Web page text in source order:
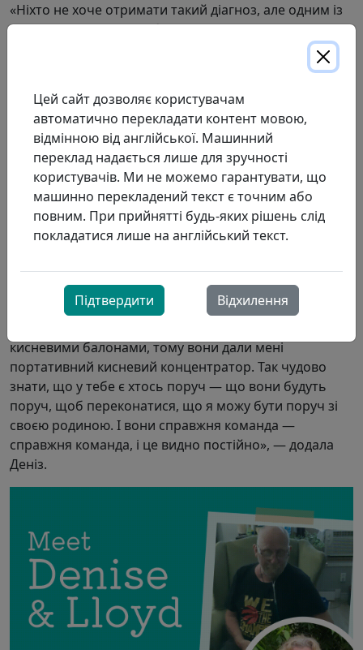
«Ніхто не хоче отримати такий діагноз, але одним із
позитивних моментів було повернення ProResp у
моє життя», – згадує Деніз. «Вони досі пам’ятали
мене, бо водій Шон досі там, а Манджот, який був
мене. Коли вона підійшла до дверей, було так, ніби
ми щойно вчора зупинилися».
Деніз регулярно їздить туди-сюди між своїм
будинком у Кітченері та будинком своєї доньки в
Кітченері, де вона допомагає 3-4 дні на тиждень. Її
онука — спортсменка-гімнастка, тому Деніз часто
їздить на змагання по всій провінції.
«ProResp завжди переконується, що в мене є все
необхідне для подорожі. Якщо мені потрібно буде в
дорозі, вони подбають про те, щоб у мене було все
кисневими балонами, тому вони дали мені
портативний кисневий концентратор. Так чудово
знати, що у тебе є хтось поруч — що вони будуть
поруч, щоб переконатися, що я можу бути поруч зі
своєю родиною. І вони справжня команда —
справжня команда, і це видно постійно», — додала
Деніз.
Цей сайт дозволяє користувачам
автоматично перекладати контент мовою,
відмінною від англійської. Машинний
переклад надається лише для зручності
користувачів. Ми не можемо гарантувати, що
машинно перекладений текст є точним або
повним. При прийнятті будь-яких рішень слід
покладатися лише на англійський текст.
Підтвердити Відхилення